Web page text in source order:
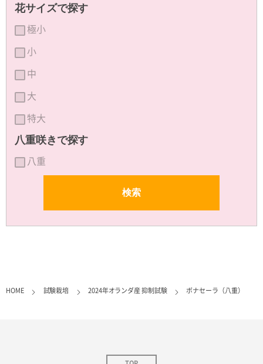
花サイズで探す
極小
小
中
大
特大
八重咲きで探す
八重
HOME 試験栽培 2024年オランダ産 抑制試験 ボナセーラ（八重）